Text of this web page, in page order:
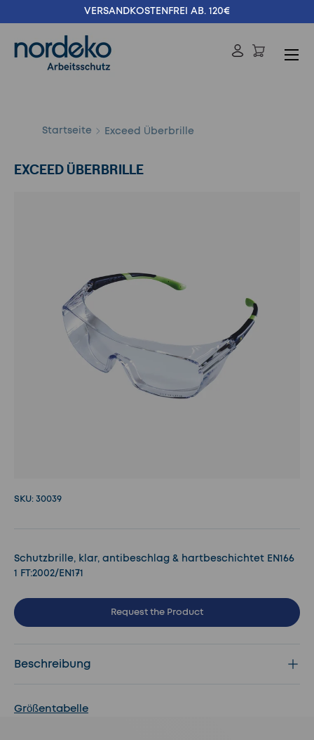
Direkt zum Inhalt
VERSANDKOSTENFREI AB. 120€
Einloggen
Startseite Exceed Überbrille
EXCEED ÜBERBRILLE
SKU: 30039
Schutzbrille, klar, antibeschlag & hartbeschichtet EN166
1 FT:2002/EN171
Request the Product
Beschreibung
Größentabelle